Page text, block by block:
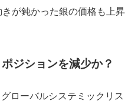
が鈍かった銀の価格も上昇
ジションを減少か？
ローバルシステミックリス